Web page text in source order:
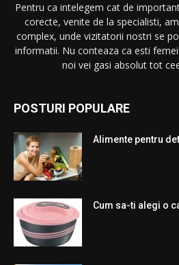
Pentru ca intelegem cat de
corecte, venite de la specialisti,
complex, unde vizitatorii nostri se
informatii. Nu conteaza ca esti
noi vei gasi absolut tot
POSTURI POPULARE
Alimente pentru
Cum sa-ti alegi o